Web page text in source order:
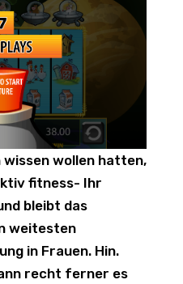
wollen hatten,
fitness- Ihr
bleibt das
weitesten
in Frauen. Hin.
recht ferner es